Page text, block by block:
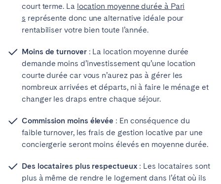
court terme. La location moyenne durée à Pari
s représente donc une alternative idéale pour
rentabiliser votre bien toute l’année.
Moins de turnover: La location moyenne durée
demande moins d’investissement qu’une location
courte durée car vous n’aurez pas à gérer les
nombreux arrivées et départs, ni à faire le ménage et
changer les draps entre chaque séjour.
Commission moins élevée : En conséquence du
faible turnover, les frais de gestion locative par une
conciergerie seront moins élevés en moyenne durée.
Des locataires plus respectueux : Les locataires sont
plus à même de rendre le logement dans l’état où ils